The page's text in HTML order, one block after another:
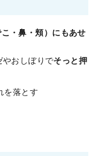
・鼻・頬）にもあせ
やおしぼりでそっと押
を落とす